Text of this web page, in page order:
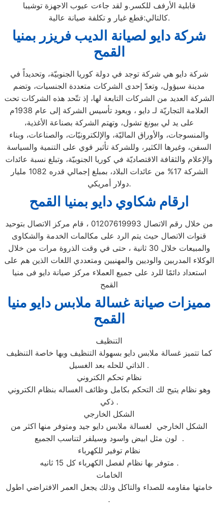
قابلية الأرفف للكسر.و لقد جاءت عيوب الاجهزة توشيبا
كالتالي:قطع غيار و تكلفة صيانة عالية.
شركة دايو لصيانة الديب فريزر بمنيا
القمح
شركة دايو هي شركة توجد في دولة كوريا الجنوبيّة، وتحديداً في
مدينة سيؤول، وتعدّ إحدى الشركات متعددة الجنسيات، وتضم
الشركة العديد من الشركات التابعة لها، إذ تتّحد هذه الشركات تحت
العلامة التجاريّة لـ دايو ، ويعود تأسيس الشركة إلى عام 1938م
على يد لي بيونغ تشول، وتهتم الشركة بصناعة الأغذية،
والمنسوجات، والأوراق الماليّة، والإلكترونيّات، والصناعات، وبناء
السفن، وغيرها الكثير، وللشركة تأثير قوي على التنمية والسياسة
والإعلام والثقافة الاقتصاديّة في كوريا الجنوبيّة، وتبلغ نسبة عائدات
الشركة 17% من عائدات البلاد، بمبلغ إجمالي قدره 1082 مليار
دولار أمريكي.
ارقام شكاوي دايو بمنيا القمح
من خلال رقم الاتصال 01207619993 ، قام مركز الاتصال بتوحيد
قنوات الاتصال حيث يتم الرد على مكالمات الخدمة والشكاوى
والمبيعات خلال 30 ثانية ، حتى في وقت الذروة مرات من خلال
الوكلاء المدربين والوديين والمهنيين ومتعددي اللغات الذين هم على
استعداد دائمًا للرد على جميع العملاء مركز صيانة دايو فى منيا
القمح
مميزات صيانة غسالة ملابس دايو منيا
القمح
التنظيف
كما تتميز غسالة ملابس دايو بسهولة التنظيف وبها خاصة التنظيف
الذاتي للحله بعد الغسيل .
نظام تحكم الكتروني
وهو نظام يتيح لك التحكم بكامل وظائف الغساله بنظام الكتروني
ذكي .
الشكل الخارجي
الشكل الخارجي لغسالة ملابس دايو جيد ومتوفر منها اكثر من
لون مثل ابيض واسود وسيلفر لتناسب الجميع .
نظام توفير للكهرباء
متوفر بها نظام لفصل الكهرباء كل 15 ثانيه .
الخامات
خامتها مقاومه للصداء والتاكل وذلك يجعل العمر الافتراضي اطول
.